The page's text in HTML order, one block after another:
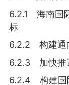
6.2.1 海南国
标
6.2.2 构建通
6.2.3 加快推
6.2.4 构建国